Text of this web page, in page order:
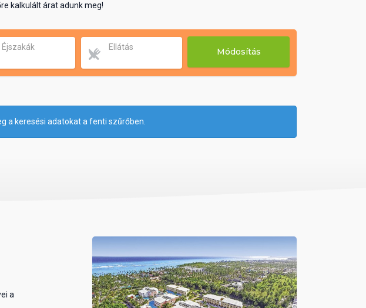
kalkulált árat adunk meg!
Éjszakák Ellátás Módosítás
a keresési adatokat a fenti szűrőben.
a